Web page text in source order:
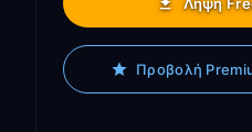
Προβολή